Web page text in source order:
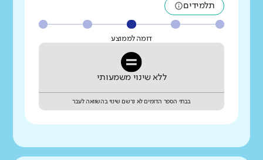
תלמידים
דומה לממוצע
ללא שינוי משמעותי
בבתי הספר הדומים לא נרשם שינוי בהשוואה לעבר